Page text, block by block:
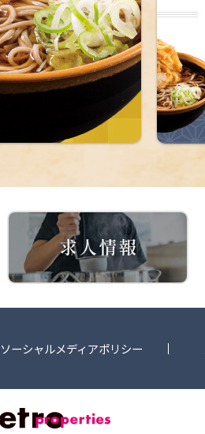
ソーシャルメディアポリシー